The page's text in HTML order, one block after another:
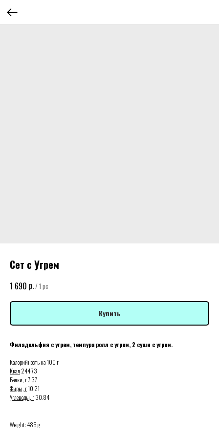
Сет с Угрем
1 690 р./1 pc
Купить
Филадельфия с угрем, темпура ролл с угрем, 2 суши с угрем.
Калорийность на 100 г
Ккал 244.73
Белки, г7.37
Жиры, г10.21
Углеводы, г30.84
Weight: 485 g